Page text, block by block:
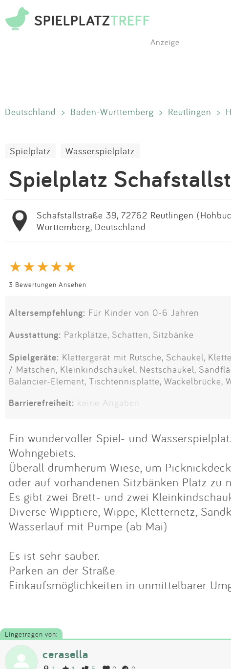
SPIELPLATZTREFF
Anzeige
Deutschland > Baden-Württemberg > Reutlingen >
Spielplatz Wasserspielplatz
Spielplatz
Schafstallstraße 39, 72762 Reutlingen
Württemberg, Deutschland
3 Bewertungen Ansehen
Altersempfehlung: Für Kinder von 0-6 Jahren
Ausstattung: Parkplätze, Schatten, Sitzbänke
Spielgeräte: Klettergerät mit Rutsche, Schaukel,
/ Matschen, Kleinkindschaukel, Nestschaukel,
Balancier-Element, Tischtennisplatte, Wackelbrücke,
Barrierefreiheit: keine Angaben
Ein wundervoller Spiel- und
Wohngebiets.
Überall drumherum Wiese, um
oder auf vorhandenen Sitzbänken Platz zu
Es gibt zwei Brett- und zwei
Diverse Wipptiere, Wippe, Kletternetz,
Wasserlauf mit Pumpe (ab Mai)
Es ist sehr sauber.
Parken an der Straße
Einkaufsmöglichkeiten in unmittelbarer
Eingetragen von:
cerasella